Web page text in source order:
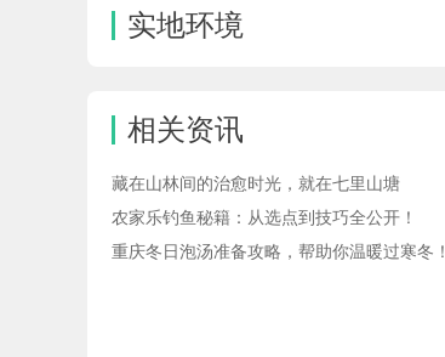
实地环境
相关资讯
藏在山林间的治愈时光，就在七里山塘
农家乐钓鱼秘籍：从选点到技巧全公开！
重庆冬日泡汤准备攻略，帮助你温暖过寒冬！